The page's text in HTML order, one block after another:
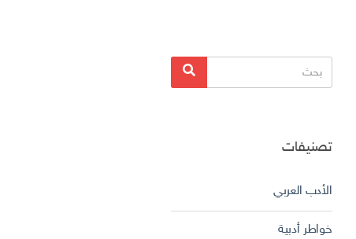
البحث
عن:
بحث
تصنيفات
الأدب العربي
خواطر أدبية